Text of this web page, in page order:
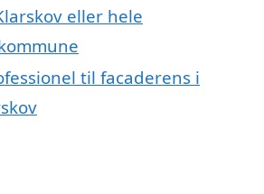
eller hele
til facaderens i